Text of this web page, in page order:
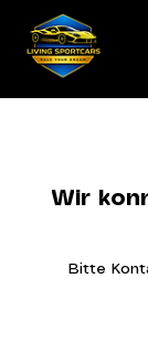
Wir
Bitte